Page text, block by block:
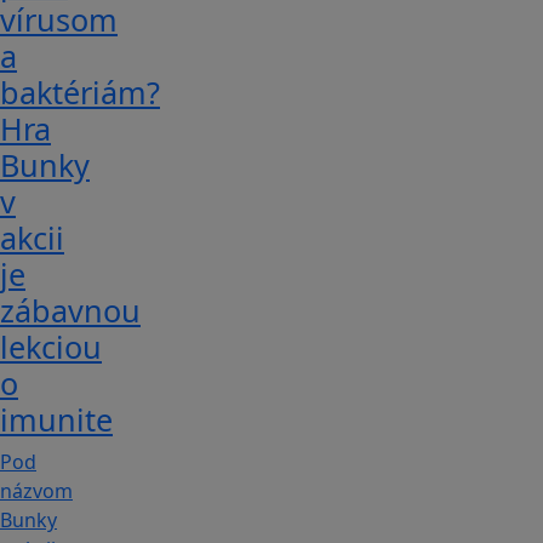
vírusom
a
baktériám?
Hra
Bunky
v
akcii
je
zábavnou
lekciou
o
imunite
Pod
názvom
Bunky